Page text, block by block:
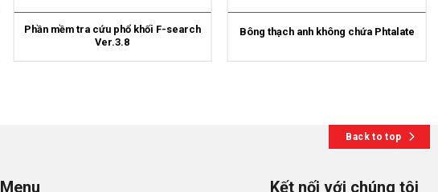
Phần mềm tra cứu phổ khối F-search
Ver.3.8
Bông thạch anh không chứa Phtalate
Back to top
Menu Kết nối với chúng tôi